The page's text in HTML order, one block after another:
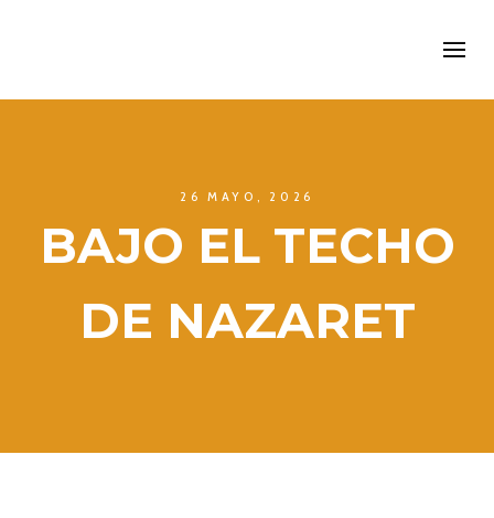
26 MAYO, 2026
BAJO EL TECHO
DE NAZARET